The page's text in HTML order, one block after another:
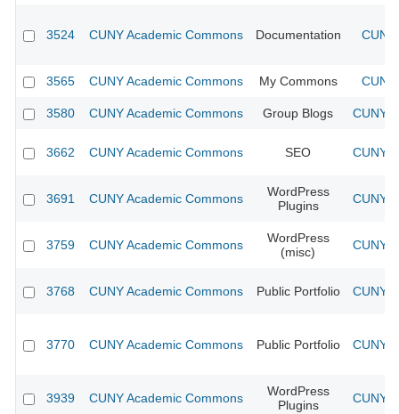
3524 CUNY Academic Commons Documentation
3565 CUNY Academic Commons My Commons
3580 CUNY Academic Commons Group Blogs CUNY
3662 CUNY Academic Commons SEO CUNY
3691 CUNY Academic Commons
WordPress
Plugins
CUNY
3759 CUNY Academic Commons
WordPress
(misc)
CUNY
3768 CUNY Academic Commons Public Portfolio CUNY
3770 CUNY Academic Commons Public Portfolio CUNY
3939 CUNY Academic Commons
WordPress
Plugins
CUNY